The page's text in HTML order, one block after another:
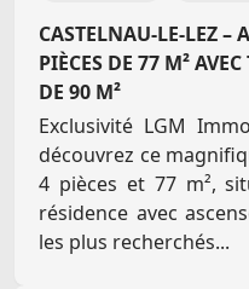
CASTELNAU-LE-LEZ –
PIÈCES DE 77 M²
DE 90 M²
Exclusivité LGM
découvrez ce
4 pièces et 77 m²,
résidence avec
les plus recherchés...